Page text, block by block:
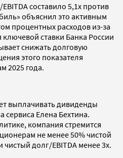
составило 5,1х против
объяснил это активным
процентных расходов из-за
ставки Банка России
снижать долговую
этого показателя
2025 года.
выплачивать дивиденды
сервиса Елена Бехтина.
компания стремится
не менее 50% чистой
долг/EBITDA менее 3х.